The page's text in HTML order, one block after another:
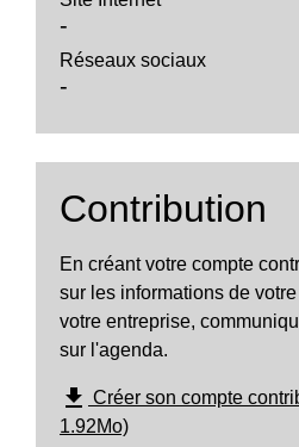
-
Réseaux sociaux
-
Contribution
En créant votre compte
sur les informations de
votre entreprise,
sur l'agenda.
file_download Créer son compte
1.92Mo)